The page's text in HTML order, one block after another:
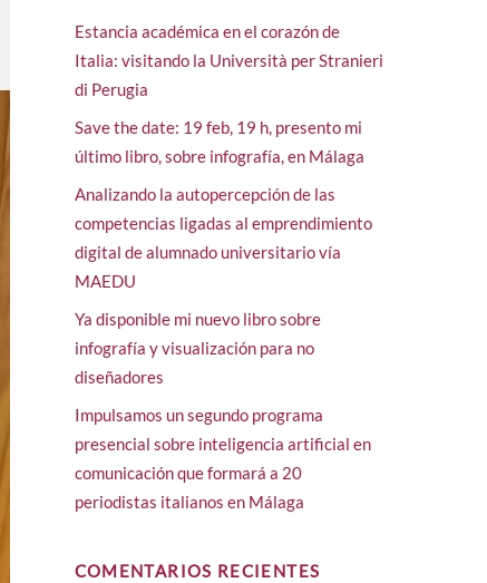
Estancia académica en el corazón de
Italia: visitando la Università per Stranieri
di Perugia
Save the date: 19 feb, 19 h, presento mi
último libro, sobre infografía, en Málaga
Analizando la autopercepción de las
competencias ligadas al emprendimiento
digital de alumnado universitario vía
MAEDU
Ya disponible mi nuevo libro sobre
infografía y visualización para no
diseñadores
Impulsamos un segundo programa
presencial sobre inteligencia artificial en
comunicación que formará a 20
periodistas italianos en Málaga
COMENTARIOS RECIENTES